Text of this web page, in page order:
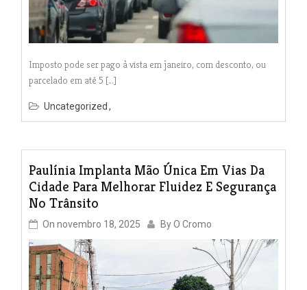
Imposto pode ser pago à vista em janeiro, com desconto, ou
parcelado em até 5 […]
Uncategorized
Paulínia Implanta Mão Única Em Vias Da
Cidade Para Melhorar Fluidez E Segurança
No Trânsito
On novembro 18, 2025 ByO Cromo